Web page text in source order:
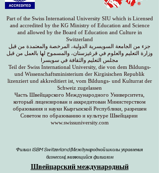
Part of the Swiss International University SIU which is Licensed
and accredited by the KG Ministry of Education and Science
and allowed by the Board of Education and Culture in
Switzerland
جزء من الجامعة السويسرية الدولية، المرخصة والمعتمدة من قبل
وزارة التعليم والعلوم في قرغيزستان، والمسموح لها بالعمل من قبل
مجلس التعليم والثقافة في سويسرا
Teil der Swiss International University, die von dem Bildungs-
und Wissenschaftsministerium der Kirgisischen Republik
lizenziert und akkreditiert ist, vom Bildungs- und Kulturrat der
Schweiz zugelassen
Часть Швейцарского Международного Университета,
который лицензирован и аккредитован Министерством
образования и науки Кыргызской Республики, разрешен
Советом по образованию и культуре Швейцарии
www.swissuniversity.com
Филиал ISBM Switzerland (Международной школы управления
бизнесом), являющийся филиалом
Швейцарский международный